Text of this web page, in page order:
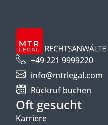
+49 221 9999220
info@mtrlegal.com
Rückruf buchen
Oft gesucht
Karriere